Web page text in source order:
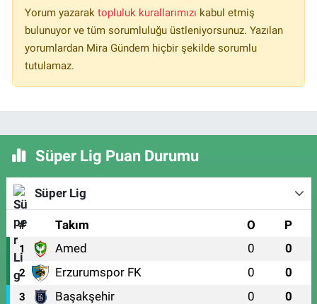
Yorum yazarak topluluk kurallarımızı kabul etmiş
bulunuyor ve tüm sorumluluğu üstleniyorsunuz. Yazılan
yorumlardan Mira Gündem hiçbir şekilde sorumlu
tutulamaz.
Süper Lig Puan Durumu
Süper Lig
# Takım O P
1 Amed 0 0
2 Erzurumspor FK 0 0
3 Başakşehir 0 0